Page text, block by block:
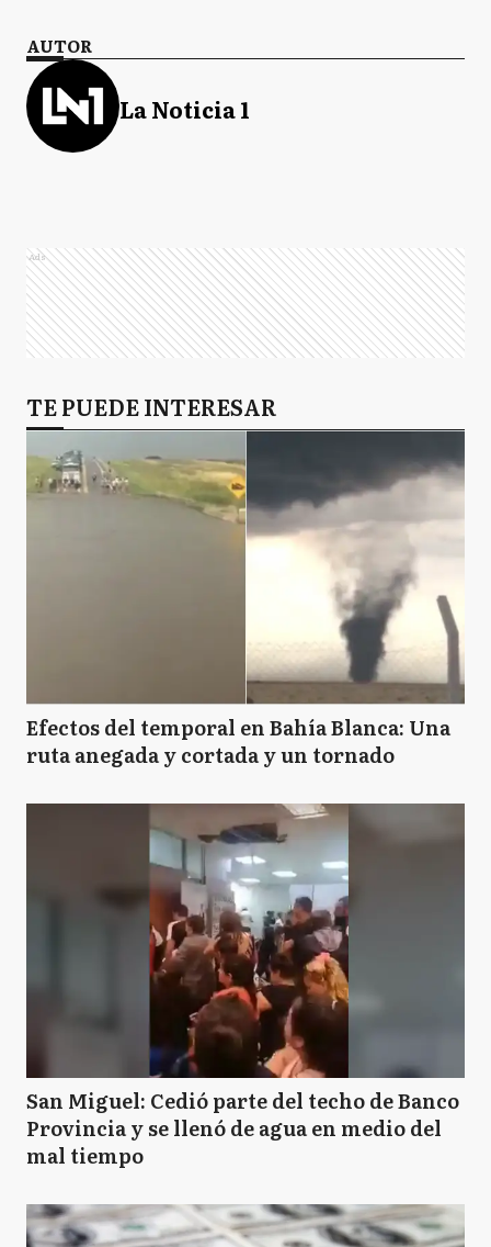
AUTOR
La Noticia 1
Ads
TE PUEDE INTERESAR
Efectos del temporal en Bahía Blanca: Una
ruta anegada y cortada y un tornado
San Miguel: Cedió parte del techo de Banco
Provincia y se llenó de agua en medio del
mal tiempo